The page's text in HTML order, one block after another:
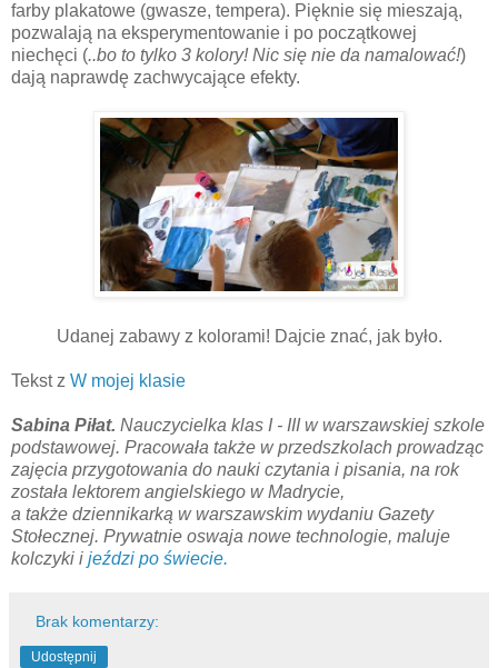
farby plakatowe (gwasze, tempera). Pięknie się mieszają,
pozwalają na eksperymentowanie i po początkowej
niechęci (..bo to tylko 3 kolory! Nic się nie da namalować!)
dają naprawdę zachwycające efekty.
Udanej zabawy z kolorami! Dajcie znać, jak było.
Tekst z W mojej klasie
Sabina Piłat. Nauczycielka klas I - III w warszawskiej szkole
podstawowej. Pracowała także w przedszkolach prowadząc
zajęcia przygotowania do nauki czytania i pisania, na rok
została lektorem angielskiego w Madrycie,
a także dziennikarką w warszawskim wydaniu Gazety
Stołecznej. Prywatnie oswaja nowe technologie, maluje
kolczyki i jeździ po świecie.
Brak komentarzy:
Udostępnij